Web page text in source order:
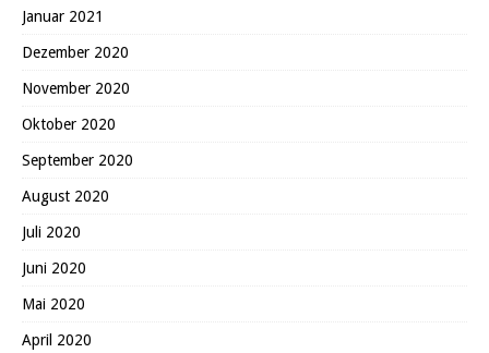
Januar 2021
Dezember 2020
November 2020
Oktober 2020
September 2020
August 2020
Juli 2020
Juni 2020
Mai 2020
April 2020